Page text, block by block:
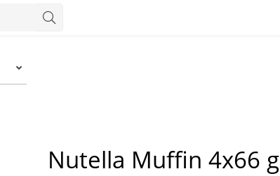
Nutella Muffin 4x66 g